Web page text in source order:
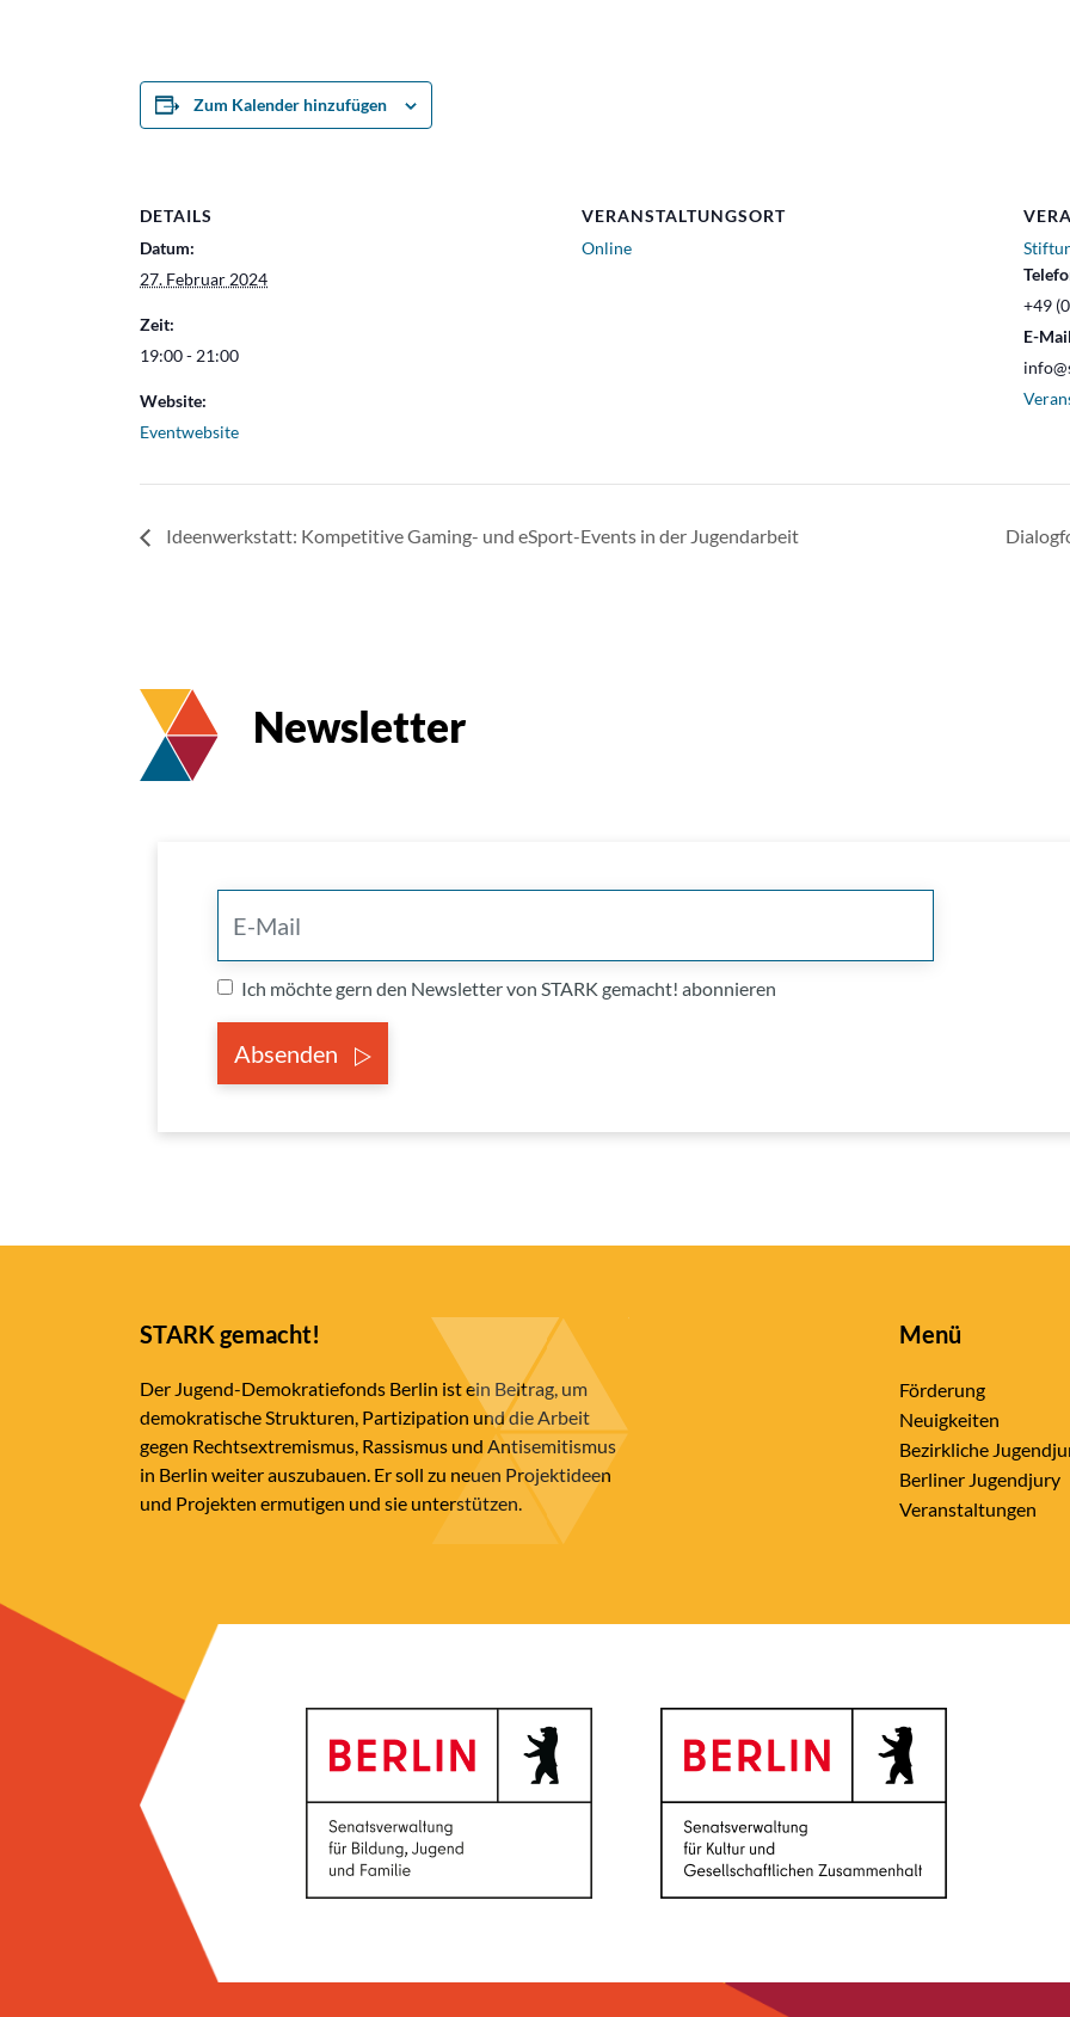
Zum Kalender hinzufügen
DETAILS
Datum:
27. Februar 2024
Zeit:
19:00 - 21:00
Website:
Eventwebsite
VERANSTALTUNGSORT
Online
+49
E-
Ideenwerkstatt: Kompetitive Gaming- und eSport-Events in der Jugendarbeit
Newsletter
Ich möchte gern den Newsletter von STARK gemacht! abonnieren
Absenden
STARK gemacht!
Der Jugend-Demokratiefonds Berlin ist ein Beitrag, um
demokratische Strukturen, Partizipation und die Arbeit
gegen Rechtsextremismus, Rassismus und Antisemitismus
in Berlin weiter auszubauen. Er soll zu neuen Projektideen
und Projekten ermutigen und sie unterstützen.
Menü
Förderung
Neuigkeiten
Bezirkliche
Berliner Jugendjury
Veranstaltungen